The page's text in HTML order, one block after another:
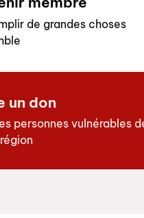
de grandes choses
un don
personnes vulnérables